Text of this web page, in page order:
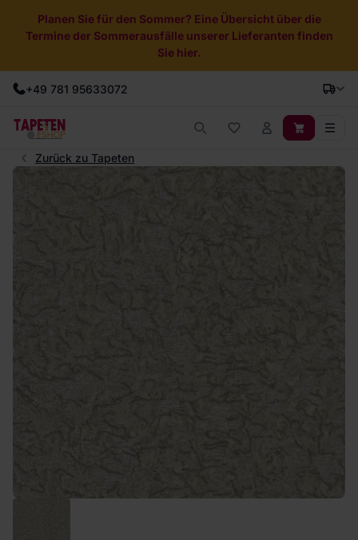
Planen Sie für den Sommer? Eine Übersicht über die
Termine der Sommerausfälle unserer Lieferanten finden
Sie hier.
+49 781 95633072
Zurück zu Tapeten